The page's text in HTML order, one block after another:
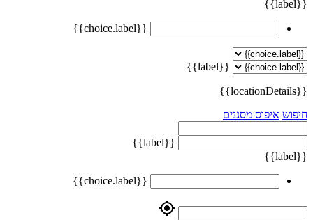
{{label}}
{{choice.label}}
{{label}}
{{locationDetails}}
חיפוש איפוס מסננים
{{label}}
{{label}}
{{choice.label}}
my_location